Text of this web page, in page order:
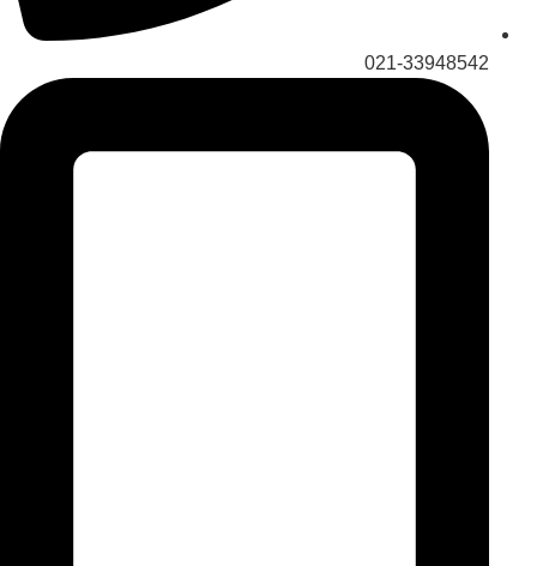
021-33948542